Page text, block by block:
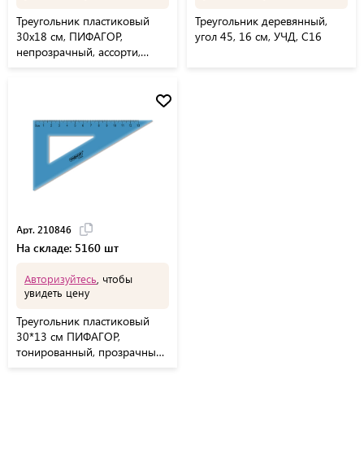
Треугольник пластиковый
30х18 см, ПИФАГОР,
непрозрачный, ассорти,
Треугольник деревянный,
угол 45, 16 см, УЧД, С16
Арт. 210846
На складе: 5160 шт
Авторизуйтесь , чтобы
увидеть цену
Треугольник пластиковый
30*13 см ПИФАГОР,
тонированный, прозрачный,